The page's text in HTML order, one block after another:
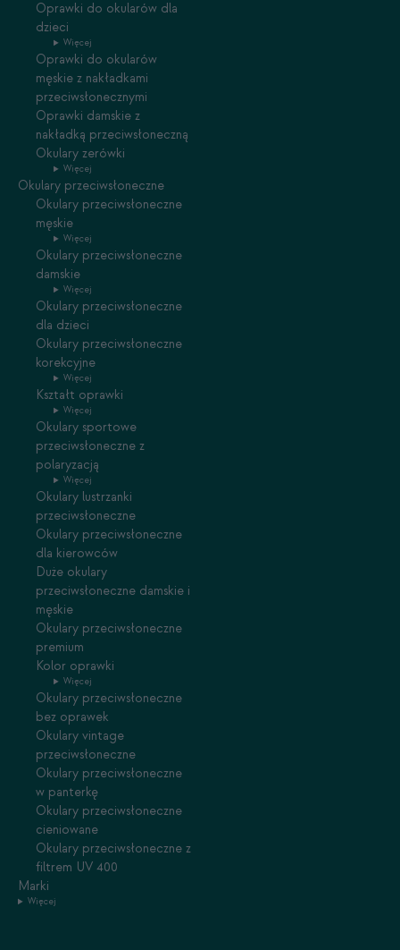
Oprawki do okularów dla
dzieci
Więcej
Oprawki do okularów
męskie z nakładkami
przeciwsłonecznymi
Oprawki damskie z
nakładką przeciwsłoneczną
Okulary zerówki
Więcej
Okulary przeciwsłoneczne
Okulary przeciwsłoneczne
męskie
Więcej
Okulary przeciwsłoneczne
damskie
Więcej
Okulary przeciwsłoneczne
dla dzieci
Okulary przeciwsłoneczne
korekcyjne
Więcej
Kształt oprawki
Więcej
Okulary sportowe
przeciwsłoneczne z
polaryzacją
Więcej
Okulary lustrzanki
przeciwsłoneczne
Okulary przeciwsłoneczne
dla kierowców
Duże okulary
przeciwsłoneczne damskie i
męskie
Okulary przeciwsłoneczne
premium
Kolor oprawki
Więcej
Okulary przeciwsłoneczne
bez oprawek
Okulary vintage
przeciwsłoneczne
Okulary przeciwsłoneczne
w panterkę
Okulary przeciwsłoneczne
cieniowane
Okulary przeciwsłoneczne z
filtrem UV 400
Marki
Więcej